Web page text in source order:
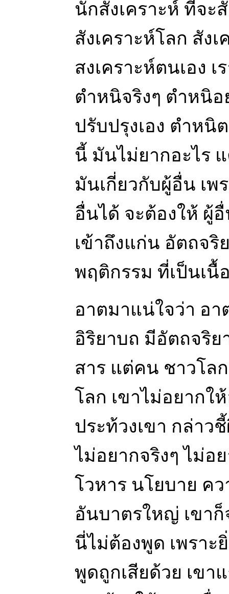
นักสังเคราะห์ ที่จะ
สังเคราะห์โลก สัง
สงเคราะห์ตนเอง
ตำหนิจริงๆ ตำหนิ
ปรับปรุงเอง ตำหนิ
นี้ มันไม่ยากอะไร
มันเกี่ยวกับผู้อื่น เ
อื่นได้ จะต้องให้ ผู้
เข้าถึงแก่น อัตถจริ
พฤติกรรม ที่เป็นเนื้
อาตมาแน่ใจว่า อ
อิริยาบถ มีอัตถจริ
สาร แต่คน ชาวโล
โลก เขาไม่อยากใ
ประท้วงเขา กล่าว
ไม่อยากจริงๆ ไม่อ
โวหาร นโยบาย ค
อันบาตรใหญ่ เขา
นี่ไม่ต้องพูด เพรา
พูดถูกเสียด้วย เขา